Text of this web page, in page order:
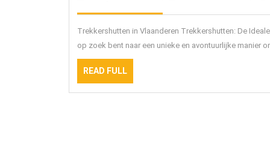
2025
Trekkershutten in Vlaanderen Trekkershutten: De
op zoek bent naar een unieke en avontuurlijke manier
READ FULL
FULL